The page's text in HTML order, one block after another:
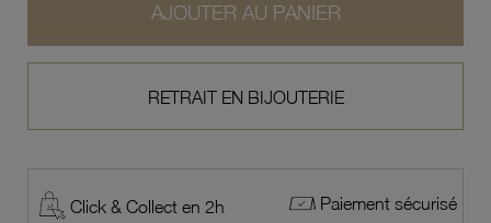
AJOUTER AU PANIER
RETRAIT EN BIJOUTERIE
Click & Collect en 2h Paiement sécurisé